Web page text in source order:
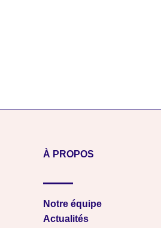
À PROPOS
Notre équipe
Actualités